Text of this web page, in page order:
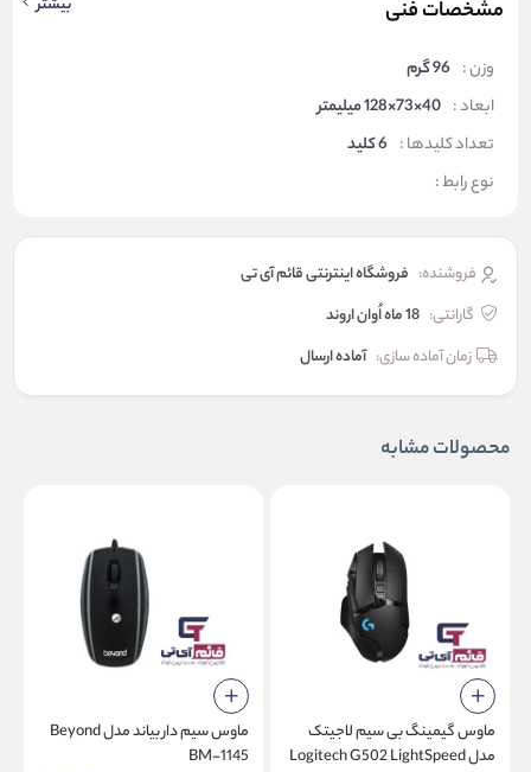
مشخصات فنی بیشتر
وزن : 96 گرم
ابعاد : 40×73×128 میلیمتر
تعداد کلیدها : 6 کلید
نوع رابط :
فروشنده: فروشگاه اینترنتی قائم آی تی
گارانتی: 18 ماه اُوان اروند
زمان آماده سازی: آماده ارسال
محصولات مشابه
ماوس گیمینگ بی سیم لاجیتک
مدل Logitech G502 LightSpeed
ماوس سیم دار بیاند مدل Beyond
BM-1145